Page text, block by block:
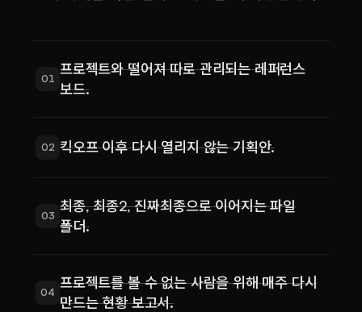
01
프로젝트와 떨어져 따로 관리되는 레퍼런스
보드.
02 킥오프 이후 다시 열리지 않는 기획안.
03
최종, 최종2, 진짜최종으로 이어지는 파일
폴더.
04
프로젝트를 볼 수 없는 사람을 위해 매주 다시
만드는 현황 보고서.